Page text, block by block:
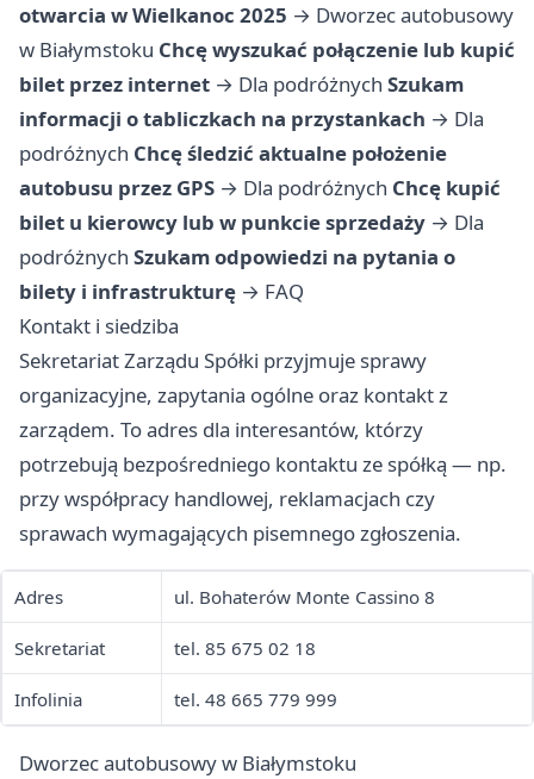
otwarcia w Wielkanoc 2025 → Dworzec autobusowy
w Białymstoku Chcę wyszukać połączenie lub kupić
bilet przez internet → Dla podróżnych Szukam
informacji o tabliczkach na przystankach → Dla
podróżnych Chcę śledzić aktualne położenie
autobusu przez GPS → Dla podróżnych Chcę kupić
bilet u kierowcy lub w punkcie sprzedaży → Dla
podróżnych Szukam odpowiedzi na pytania o
bilety i infrastrukturę → FAQ
Kontakt i siedziba
Sekretariat Zarządu Spółki przyjmuje sprawy
organizacyjne, zapytania ogólne oraz kontakt z
zarządem. To adres dla interesantów, którzy
potrzebują bezpośredniego kontaktu ze spółką — np.
przy współpracy handlowej, reklamacjach czy
sprawach wymagających pisemnego zgłoszenia.
Adres ul. Bohaterów Monte Cassino 8
Sekretariat tel. 85 675 02 18
Infolinia tel. 48 665 779 999
Dworzec autobusowy w Białymstoku